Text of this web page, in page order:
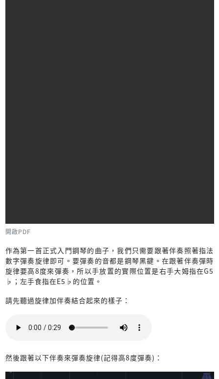
開啟PDF
作為第一首正式入門鋼琴的曲子，我們只需要跟著伴奏照著指法
數字彈奏旋律即可。要彈奏的音都是鋼琴黑鍵。在跟著伴奏彈時
旋律要高8度來彈奏，所以手放置的實際位置是右手大姆指在G5
♭；左手食指在E5♭的位置。
請先聽過旋律加伴奏結合起來的樣子：
然後跟著以下伴奏來彈奏旋律(記得高8度彈奏)：